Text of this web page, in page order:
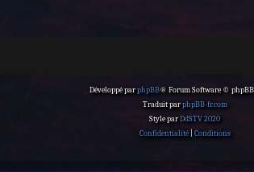
Développé parphpBB® Forum Software ©
Traduit parphpBB-fr.com
Style parDdSTV 2020
Confidentialité| Conditions